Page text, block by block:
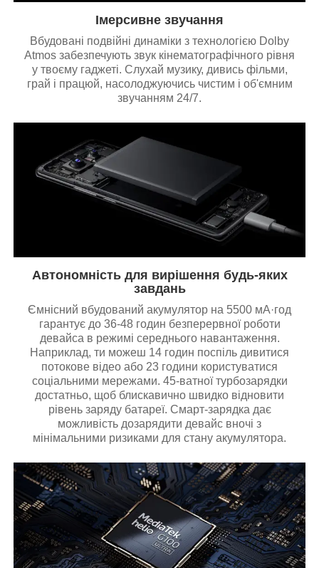
Імерсивне звучання
Вбудовані подвійні динаміки з технологією Dolby
Atmos забезпечують звук кінематографічного рівня
у твоєму гаджеті. Слухай музику, дивись фільми,
грай і працюй, насолоджуючись чистим і об'ємним
звучанням 24/7.
Автономність для вирішення будь-яких
завдань
Ємнісний вбудований акумулятор на 5500 мА·год
гарантує до 36-48 годин безперервної роботи
девайса в режимі середнього навантаження.
Наприклад, ти можеш 14 годин поспіль дивитися
потокове відео або 23 години користуватися
соціальними мережами. 45-ватної турбозарядки
достатньо, щоб блискавично швидко відновити
рівень заряду батареї. Смарт-зарядка дає
можливість дозарядити девайс вночі з
мінімальними ризиками для стану акумулятора.